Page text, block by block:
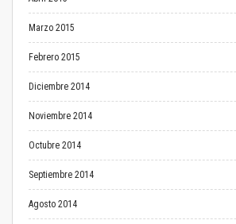
Marzo 2015
Febrero 2015
Diciembre 2014
Noviembre 2014
Octubre 2014
Septiembre 2014
Agosto 2014